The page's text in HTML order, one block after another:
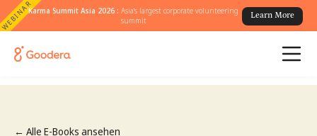
WEBINARKarma Summit Asia 2026 :Asia's largest corporate volunteering
summit
Learn More
← Alle E-Books ansehen